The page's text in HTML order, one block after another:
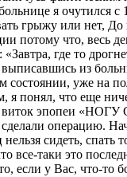
я очутился с
грыжу или нет, До
потому что, весь
«Завтра, где то
из
состоянии, уже на
я понял, что еще
виток эпопеи
операцию.
сидеть, спать
все-таки это
если у Вас, что-то